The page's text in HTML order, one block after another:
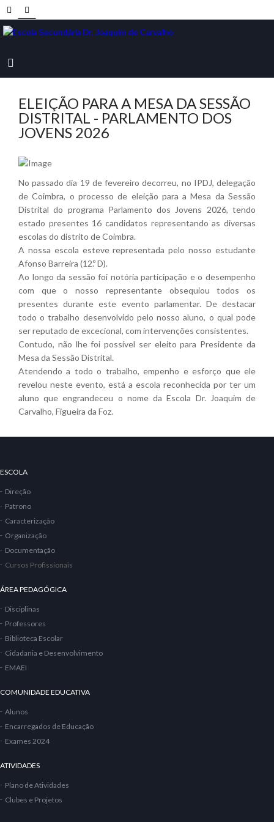
ELEIÇÃO PARA A MESA DA SESSÃO
DISTRITAL - PARLAMENTO DOS
JOVENS 2026
No passado dia 19 de fevereiro decorreu, no IPDJ, delegação
de Coimbra, o processo de eleição para a Mesa da Sessão
Distrital do programa Parlamento dos Jovens 2026, tendo
estado presentes 16 candidatos representando as diversas
escolas do distrito de Coimbra.
A nossa escola esteve representada pelo nosso estudante
Afonso Barreira (12.º D).
Ao longo da sessão foi notória participação e o desempenho
com que o nosso representante obsequiou todos os
presentes durante este evento parlamentar. De destacar
todo o trabalho desenvolvido pelo nosso aluno, o qual pode
ser reputado de excecional, com intervenções consistentes.
Contudo, não lhe foi possível ser eleito para Presidente da
Mesa da Sessão Distrital.
Atendendo a todo o trabalho, empenho e esforço que ele
revelou neste evento, está a escola reconhecida por ter um
aluno que engrandeceu o nome da Escola Dr. Joaquim de
Carvalho, Figueira da Foz.
ESCOLA
Direção
Patrono
Caracterização
Organização
Documentação
Cursos Profissionais
ÁREA PEDAGÓGICA
Disciplinas
Professores
Biblioteca Escolar
Cidadania e Desenvolvimento
EMAEI
COMUNIDADE EDUCATIVA
Alunos
Encarregados de Educação
Exames 2024
ATIVIDADES
Plano de Atividades
Clubes e Projetos